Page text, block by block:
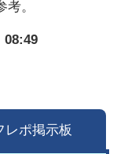
。
08:49
レポ掲示板